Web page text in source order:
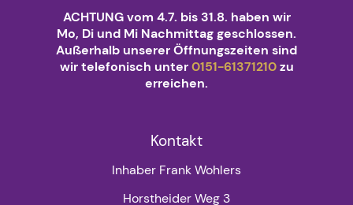
ACHTUNG vom 4.7. bis 31.8. haben wir
Mo, Di und Mi Nachmittag geschlossen.
Außerhalb unserer Öffnungszeiten sind
wir telefonisch unter0151-61371210zu
erreichen.
Kontakt
Inhaber Frank Wohlers
Horstheider Weg 3